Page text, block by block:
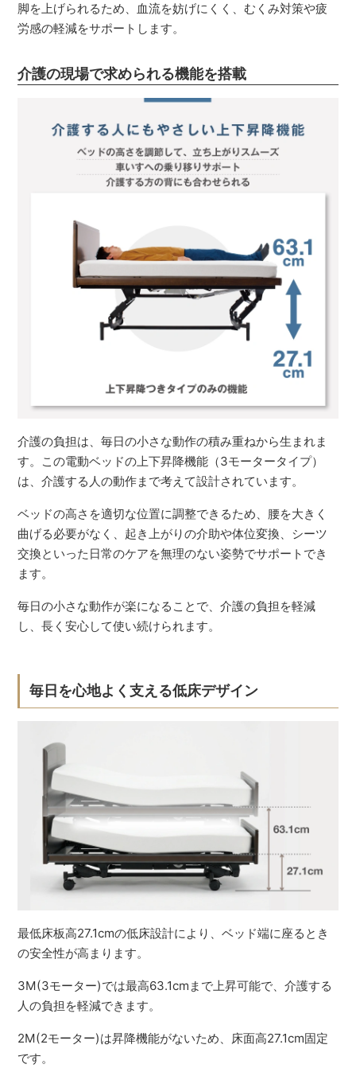
脚を上げられるため、血流を妨げにくく、むくみ対策や疲
労感の軽減をサポートします。
介護の現場で求められる機能を搭載
介護の負担は、毎日の小さな動作の積み重ねから生まれま
す。この電動ベッドの上下昇降機能（3モータータイプ）
は、介護する人の動作まで考えて設計されています。
ベッドの高さを適切な位置に調整できるため、腰を大きく
曲げる必要がなく、起き上がりの介助や体位変換、シーツ
交換といった日常のケアを無理のない姿勢でサポートでき
ます。
毎日の小さな動作が楽になることで、介護の負担を軽減
し、長く安心して使い続けられます。
毎日を心地よく支える低床デザイン
最低床板高27.1cmの低床設計により、ベッド端に座るとき
の安全性が高まります。
3M(3モーター)では最高63.1cmまで上昇可能で、介護する
人の負担を軽減できます。
2M(2モーター)は昇降機能がないため、床面高27.1cm固定
です。